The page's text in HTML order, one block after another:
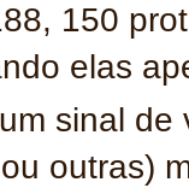
150
elas
sinal
outras)